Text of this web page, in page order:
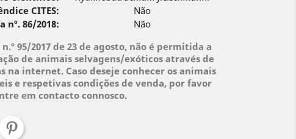
CITES:
Não
nº. 86/2018:
Não
95/2017 de 23 de agosto, não é permitida a
de animais selvagens/exóticos através de
na internet. Caso deseje conhecer os animais
e respetivas condições de venda, por favor
em contacto connosco.